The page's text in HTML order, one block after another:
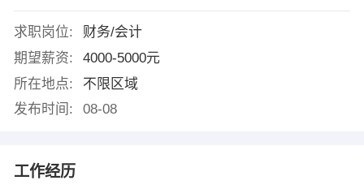
求职岗位:
财务/会计
期望薪资:
4000-5000元
所在地点:
不限区域
发布时间:
08-08
工作经历